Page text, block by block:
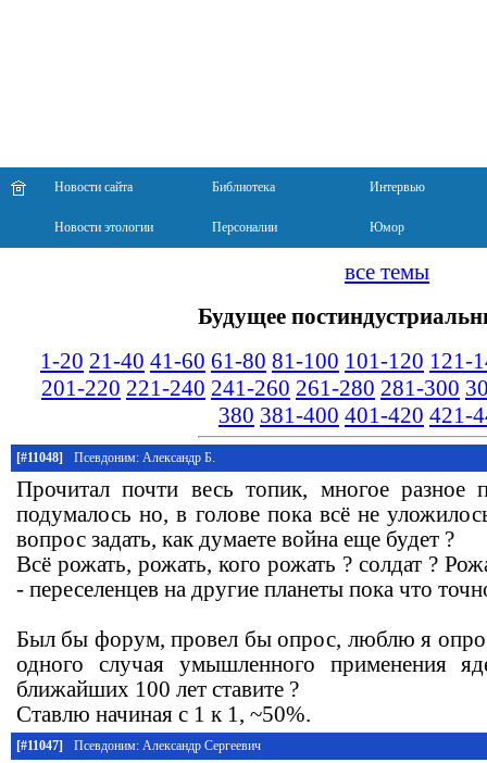
Новости сайта Библиотека Интервью
Новости этологии Персоналии Юмор
все темы
Будущее
1-20 21-40 41-60 61-80 81-100 101-120 121-
201-220 221-240 241-260 261-280 281-300
380 381-400 401-420 421-
[#11048] Псевдоним: Александр Б.
Прочитал почти весь топик, многое разное
подумалось но, в голове пока всё не
вопрос задать, как думаете война еще будет ?
Всё рожать, рожать, кого рожать ? солдат ?
- переселенцев на другие планеты пока что
Был бы форум, провел бы опрос, люблю я
одного случая умышленного применения
ближайших 100 лет ставите ?
Ставлю начиная с 1 к 1, ~50%.
[#11047] Псевдоним: Александр Сергеевич